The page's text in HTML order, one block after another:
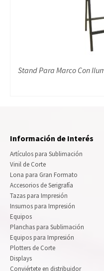
Stand Para Marco Con
Información de Interés
Artículos para Sublimación
Vinil de Corte
Lona para Gran Formato
Accesorios de Serigrafía
Tazas para Impresión
Insumos para Impresión
Equipos
Planchas para Sublimación
Equipos para Impresión
Plotters de Corte
Displays
Conviértete en distribuidor